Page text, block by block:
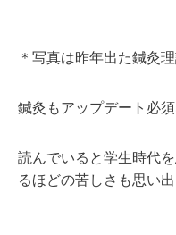
＊写真は昨年出た鍼灸
鍼灸もアップデート必
読んでいると学生時代
るほどの苦しさも思い